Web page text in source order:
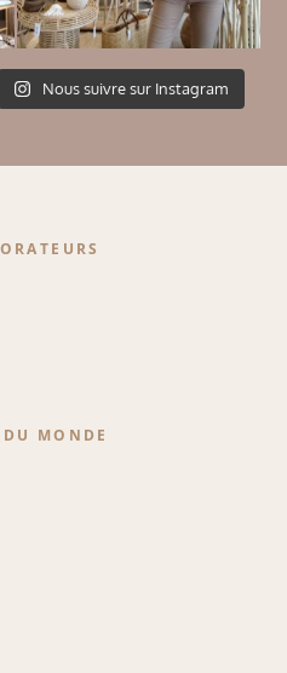
Nous suivre sur Instagram
MONDE